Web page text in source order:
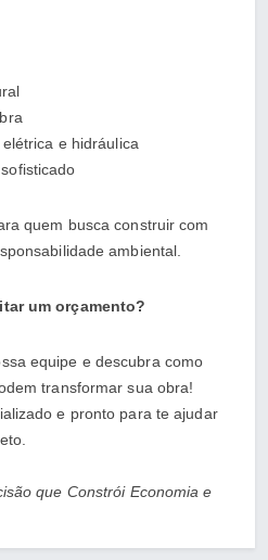
e hidráulica
quem busca construir com
ambiental.
um orçamento?
equipe e descubra como
transformar sua obra!
e pronto para te ajudar
que Constrói Economia e